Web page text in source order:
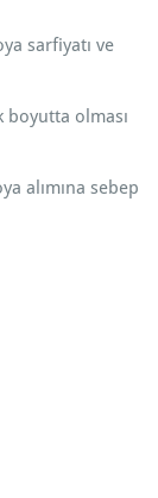
sarfiyatı ve
boyutta olması
alımına sebep